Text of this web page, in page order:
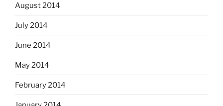
August 2014
July 2014
June 2014
May 2014
February 2014